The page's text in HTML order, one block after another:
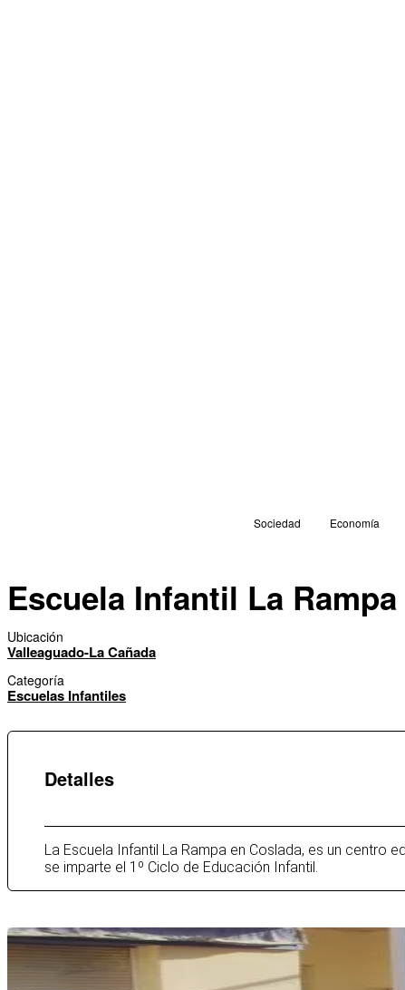
Sociedad Economía
Escuela Infantil La Rampa
Ubicación
Valleaguado-La Cañada
Categoría
Escuelas Infantiles
Detalles
La Escuela Infantil La Rampa en Coslada, es un centro
se imparte el 1º Ciclo de Educación Infantil.